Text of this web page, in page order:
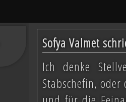
Sofya Valmet
Ich denke
Stabschefin,